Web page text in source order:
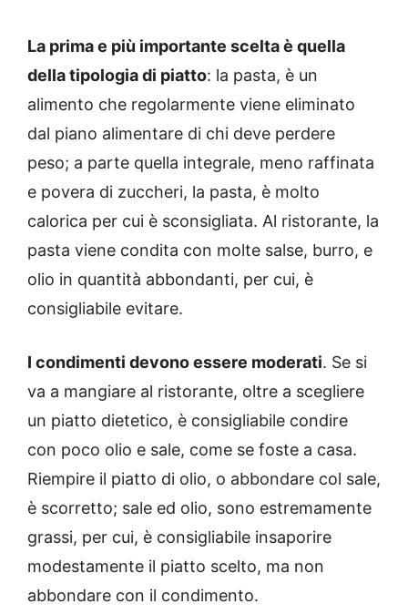
La prima e più importante scelta è quella
della tipologia di piatto: la pasta, è un
alimento che regolarmente viene eliminato
dal piano alimentare di chi deve perdere
peso; a parte quella integrale, meno raffinata
e povera di zuccheri, la pasta, è molto
calorica per cui è sconsigliata. Al ristorante, la
pasta viene condita con molte salse, burro, e
olio in quantità abbondanti, per cui, è
consigliabile evitare.
I condimenti devono essere moderati. Se si
va a mangiare al ristorante, oltre a scegliere
un piatto dietetico, è consigliabile condire
con poco olio e sale, come se foste a casa.
Riempire il piatto di olio, o abbondare col sale,
è scorretto; sale ed olio, sono estremamente
grassi, per cui, è consigliabile insaporire
modestamente il piatto scelto, ma non
abbondare con il condimento.